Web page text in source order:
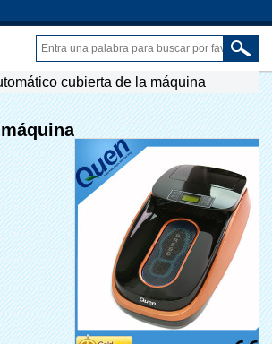
cubierta de la máquina